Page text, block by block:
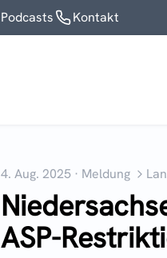
Podcasts Kontakt
4. Aug. 2025 · Meldung
ASP-